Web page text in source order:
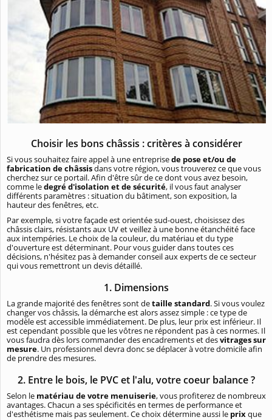
Choisir les bons châssis : critères à considérer
Si vous souhaitez faire appel à une entreprisede pose et/ou de
fabrication de châssisdans votre région, vous trouverez ce que vous
cherchez sur ce portail. Afin d'être sûr de ce dont vous avez besoin,
comme ledegré d'isolation et de sécurité, il vous faut analyser
différents paramètres : situation du bâtiment, son exposition, la
hauteur des fenêtres, etc.
Par exemple, si votre façade est orientée sud-ouest, choisissez des
châssis clairs, résistants aux UV et veillez à une bonne étanchéité face
aux intempéries. Le choix de la couleur, du matériau et du type
d'ouverture est déterminant. Pour vous guider dans toutes ces
décisions, n'hésitez pas à demander conseil aux experts de ce secteur
qui vous remettront un devis détaillé.
1. Dimensions
La grande majorité des fenêtres sont detaille standard. Si vous voulez
changer vos châssis, la démarche est alors assez simple : ce type de
modèle est accessible immédiatement. De plus, leur prix est inférieur. Il
est cependant possible que les vôtres ne répondent pas à ces normes. Il
vous faudra dès lors commander des encadrements et desvitrages sur
mesure. Un professionnel devra donc se déplacer à votre domicile afin
de prendre des mesures.
2. Entre le bois, le PVC et l'alu, votre coeur balance ?
Selon le matériau de votre menuiserie, vous profiterez de nombreux
avantages. Chacun a ses spécificités en termes de performance et
d'esthétisme mais pas seulement. Ce choix détermine aussi le prixque